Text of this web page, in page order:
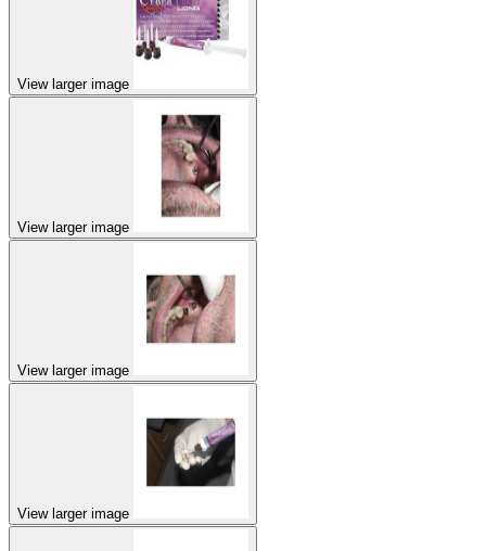
View larger image
View larger image
View larger image
View larger image